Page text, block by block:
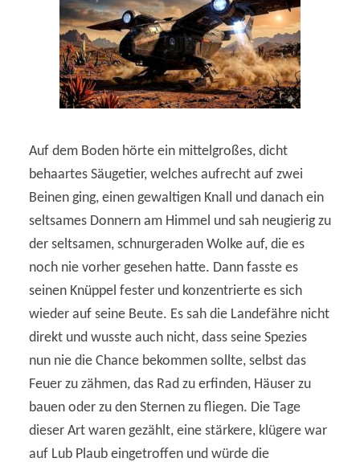
Auf dem Boden hörte ein mittelgroßes, dicht
behaartes Säugetier, welches aufrecht auf zwei
Beinen ging, einen gewaltigen Knall und danach ein
seltsames Donnern am Himmel und sah neugierig zu
der seltsamen, schnurgeraden Wolke auf, die es
noch nie vorher gesehen hatte. Dann fasste es
seinen Knüppel fester und konzentrierte es sich
wieder auf seine Beute. Es sah die Landefähre nicht
direkt und wusste auch nicht, dass seine Spezies
nun nie die Chance bekommen sollte, selbst das
Feuer zu zähmen, das Rad zu erfinden, Häuser zu
bauen oder zu den Sternen zu fliegen. Die Tage
dieser Art waren gezählt, eine stärkere, klügere war
auf Lub Plaub eingetroffen und würde die